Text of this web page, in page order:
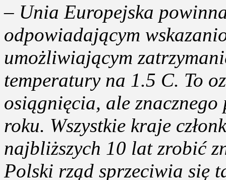
– Unia Europejska
odpowiadającym
umożliwiającym
temperatury na 1.5 C. To
osiągnięcia, ale
roku. Wszystkie kraje
najbliższych 10 lat zrobić
Polski rząd sprzeciwia się